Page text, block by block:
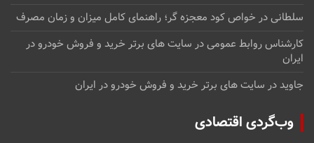
سلطانیدرخواص کود معجزه گر؛ راهنمای کامل میزان و زمان مصرف
کارشناس روابط عمومیدرسایت های برتر خرید و فروش خودرو در
ایران
جاویددرسایت های برتر خرید و فروش خودرو در ایران
وب‌گردی اقتصادی